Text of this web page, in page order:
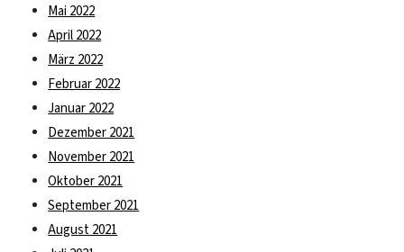
Mai 2022
April 2022
März 2022
Februar 2022
Januar 2022
Dezember 2021
November 2021
Oktober 2021
September 2021
August 2021